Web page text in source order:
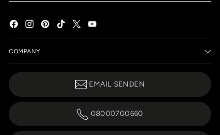
COMPANY
EMAIL SENDEN
08000700660